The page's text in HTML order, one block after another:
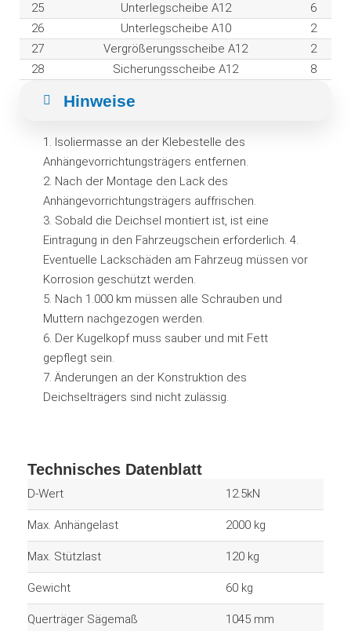
25
Unterlegscheibe A12
6
26
Unterlegscheibe A10
2
27
Vergrößerungsscheibe A12
2
28
Sicherungsscheibe A12 8
Hinweise
1. Isoliermasse an der Klebestelle des
Anhängevorrichtungsträgers entfernen.
2. Nach der Montage den Lack des
Anhängevorrichtungsträgers auffrischen.
3. Sobald die Deichsel montiert ist, ist eine
Eintragung in den Fahrzeugschein erforderlich. 4.
Eventuelle Lackschäden am Fahrzeug müssen vor
Korrosion geschützt werden.
5. Nach 1.000 km müssen alle Schrauben und
Muttern nachgezogen werden.
6. Der Kugelkopf muss sauber und mit Fett
gepflegt sein.
7. Änderungen an der Konstruktion des
Deichselträgers sind nicht zulässig.
Technisches Datenblatt
D-Wert 12.5kN
Max. Anhängelast 2000 kg
Max. Stützlast 120 kg
Gewicht 60 kg
Querträger Sägemaß 1045 mm